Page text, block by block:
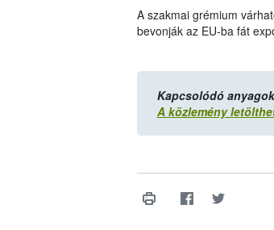
A szakmai grémium
bevonják az EU-ba fát
Kapcsolódó
A közlemény